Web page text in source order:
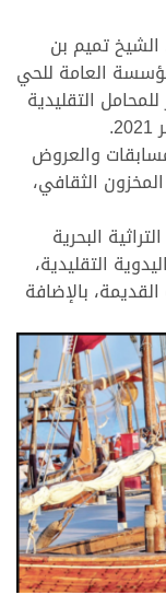
تميم بن
العامة للحي
التقليدية
والعروض
الثقافي،
البحرية
التقليدية،
بالإضافة